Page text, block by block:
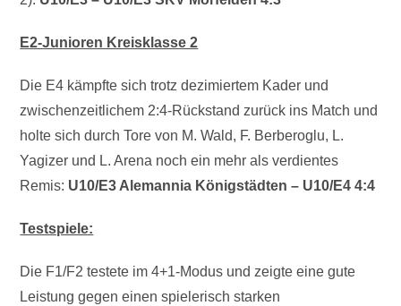
E2-Junioren Kreisklasse 2
Die E4 kämpfte sich trotz dezimiertem Kader und
zwischenzeitlichem 2:4-Rückstand zurück ins Match und
holte sich durch Tore von M. Wald, F. Berberoglu, L.
Yagizer und L. Arena noch ein mehr als verdientes
Remis: U10/E3 Alemannia Königstädten – U10/E4 4:4
Testspiele:
Die F1/F2 testete im 4+1-Modus und zeigte eine gute
Leistung gegen einen spielerisch starken